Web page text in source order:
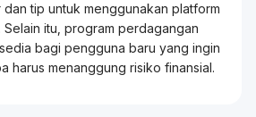
tip untuk menggunakan platform
itu, program perdagangan
bagi pengguna baru yang ingin
harus menanggung risiko finansial.